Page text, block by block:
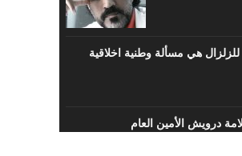
للزلزال هي مسألة وطنية اخلاقية
درويش الأمين العام